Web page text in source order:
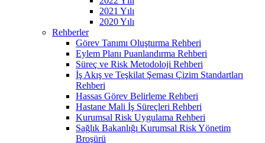
2021 Yılı
2020 Yılı
Rehberler
Görev Tanımı Oluşturma Rehberi
Eylem Planı Puanlandırma Rehberi
Süreç ve Risk Metodoloji Rehberi
İş Akış ve Teşkilat Şeması Çizim Standartları
Rehberi
Hassas Görev Belirleme Rehberi
Hastane Mali İş Süreçleri Rehberi
Kurumsal Risk Uygulama Rehberi
Sağlık Bakanlığı Kurumsal Risk Yönetim
Broşürü